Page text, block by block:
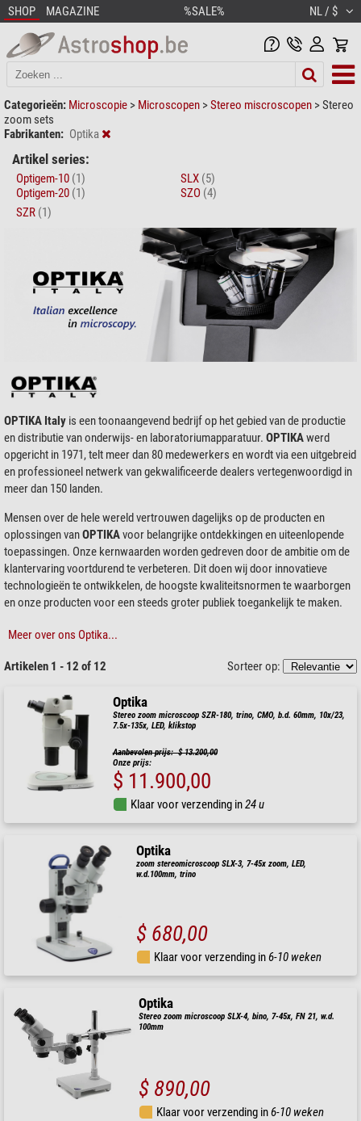
SHOP MAGAZINE %SALE% NL / $
Categorieën: Microscopie > Microscopen >Stereo miscroscopen >Stereo
zoom sets
Fabrikanten: Optika
Artikel series:
Optigem-10 (1)
Optigem-20 (1)
SLX (5)
SZO (4)
SZR (1)
OPTIKA Italy is een toonaangevend bedrijf op het gebied van de productie
en distributie van onderwijs- en laboratoriumapparatuur. OPTIKAwerd
opgericht in 1971, telt meer dan 80 medewerkers en wordt via een uitgebreid
en professioneel netwerk van gekwalificeerde dealers vertegenwoordigd in
meer dan 150 landen.
Mensen over de hele wereld vertrouwen dagelijks op de producten en
oplossingen vanOPTIKAvoor belangrijke ontdekkingen en uiteenlopende
toepassingen. Onze kernwaarden worden gedreven door de ambitie om de
klantervaring voortdurend te verbeteren. Dit doen wij door innovatieve
technologieën te ontwikkelen, de hoogste kwaliteitsnormen te waarborgen
en onze producten voor een steeds groter publiek toegankelijk te maken.
Meer over ons Optika...
Artikelen 1 - 12 of 12 Sorteer op:
Optika
Stereo zoom microscoop SZR-180, trino, CMO, b.d. 60mm, 10x/23,
7.5x-135x, LED, klikstop
Aanbevolen prijs: $ 13.200,00
Onze prijs:
$ 11.900,00
Klaar voor verzending in24 u
Optika
zoom stereomicroscoop SLX-3, 7-45x zoom, LED,
w.d.100mm, trino
$ 680,00
Klaar voor verzending in6-10 weken
Optika
Stereo zoom microscoop SLX-4, bino, 7-45x, FN 21, w.d.
100mm
$ 890,00
Klaar voor verzending in6-10 weken